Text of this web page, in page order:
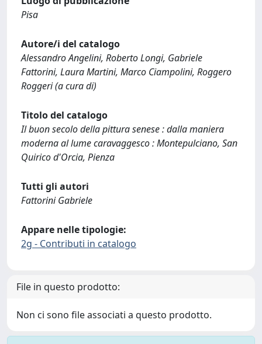
Pisa
Autore/i del catalogo
Alessandro Angelini, Roberto Longi, Gabriele
Fattorini, Laura Martini, Marco Ciampolini, Roggero
Roggeri (a cura di)
Titolo del catalogo
Il buon secolo della pittura senese : dalla maniera
moderna al lume caravaggesco : Montepulciano, San
Quirico d'Orcia, Pienza
Tutti gli autori
Fattorini Gabriele
Appare nelle tipologie:
2g - Contributi in catalogo
File in questo prodotto:
Non ci sono file associati a questo prodotto.